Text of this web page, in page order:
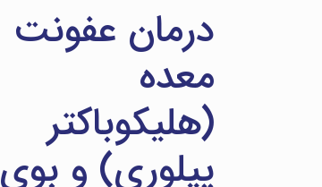
درمان عفونت
معده
(هلیکوباکتر
پیلوری) و بوی